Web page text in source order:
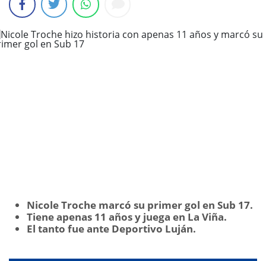
Nicole Troche marcó su primer gol en Sub 17.
Tiene apenas 11 años y juega en La Viña.
El tanto fue ante Deportivo Luján.